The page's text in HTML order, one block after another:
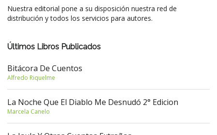
Nuestra editorial pone a su disposición nuestra red de
distribución y todos los servicios para autores.
Últimos Libros Publicados
Bitácora De Cuentos
Alfredo Riquelme
La Noche Que El Diablo Me Desnudó 2° Edicion
Marcela Canelo